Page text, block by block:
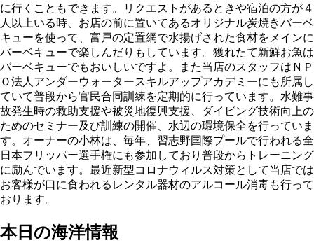
に行くこともできます。リクエストがあるときや宿泊の方が４
人以上いる時、お店の前に置いてあるオリジナル炭焼きバーベ
キューを使って、富戸の定置網で水揚げされた食材をメインに
バーベキューで楽しんだりもしています。獲れたて新鮮お魚は
バーベキューでもおいしいですよ。また当店のスタッフはＮＰ
Ｏ法人アンダーウォータースキルアップアカデミーにも所属し
ていて普段から官民合同訓練を定期的に行っています。水難事
故発生時の救助支援や被災地復興支援、ダイビング技術向上の
ためのセミナー及び訓練の開催、水辺の環境保全を行っていま
す。オーナーの小林は、毎年、習志野国際プールで行われる全
日本フリッパー選手権にも参加しており普段からトレーニング
に励んでいます。最近新型コロナウィルス対策として当店では
お客様が口に食われるレンタル器材のアルコール消毒も行って
おります。
本日の海洋情報